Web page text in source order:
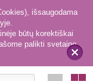
x
išsaugodama
būtų korektiškai
palikti svetainę.
2